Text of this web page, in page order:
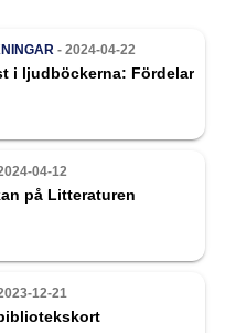
- 2024-04-22
i ljudböckerna: Fördelar
04-12
på Litteraturen
12-21